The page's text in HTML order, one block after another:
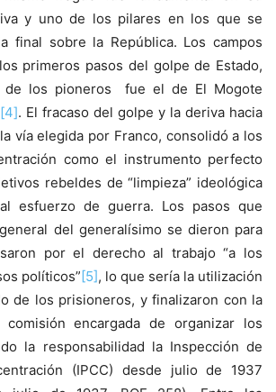
y uno de los pilares en los que se
final sobre la República. Los campos
primeros pasos del golpe de Estado,
de los pioneros fue el de El Mogote
[4]. El fracaso del golpe y la deriva hacia
vía elegida por Franco, consolidó a los
como el instrumento perfecto
rebeldes de “limpieza” ideológica
esfuerzo de guerra. Los pasos que
del generalísimo se dieron para
por el derecho al trabajo “a los
políticos”[5], lo que sería la utilización
de los prisioneros, y finalizaron con la
encargada de organizar los
la responsabilidad la Inspección de
(IPCC) desde julio de 1937